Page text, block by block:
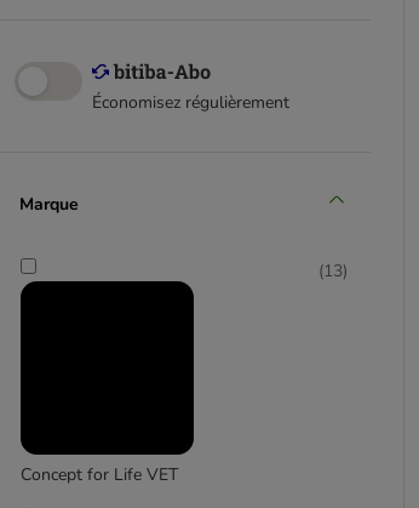
Économisez régulièrement
Marque
Concept for Life VET
(13)